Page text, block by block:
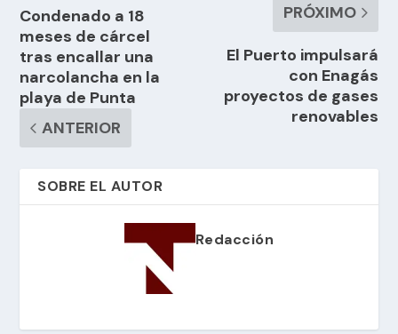
Condenado a 18
meses de cárcel
tras encallar una
narcolancha en la
playa de Punta
ANTERIOR
PRÓXIMO
El Puerto impulsará
con Enagás
proyectos de gases
renovables
SOBRE EL AUTOR
Redacción